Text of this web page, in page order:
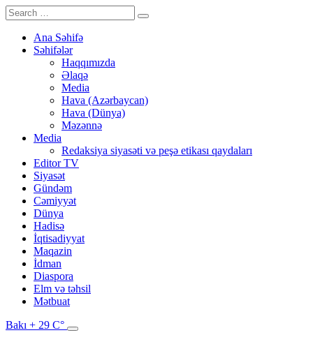
Ana Səhifə
Səhifələr
Haqqımızda
Əlaqə
Media
Hava (Azərbaycan)
Hava (Dünya)
Məzənnə
Media
Redaksiya siyasəti və peşə etikası qaydaları
Editor TV
Siyasət
Gündəm
Cəmiyyət
Dünya
Hadisə
İqtisadiyyat
Maqazin
İdman
Diaspora
Elm və təhsil
Mətbuat
Bakı + 29 C°